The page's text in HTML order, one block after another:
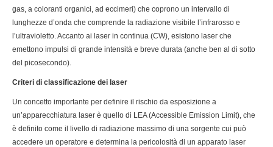
gas, a coloranti organici, ad eccimeri) che coprono un intervallo di
lunghezze d’onda che comprende la radiazione visibile l’infrarosso e
l’ultravioletto. Accanto ai laser in continua (CW), esistono laser che
emettono impulsi di grande intensità e breve durata (anche ben al di sotto
del picosecondo).
Criteri di classificazione dei laser
Un concetto importante per definire il rischio da esposizione a
un’apparecchiatura laser è quello di LEA (Accessible Emission Limit), che
è definito come il livello di radiazione massimo di una sorgente cui può
accedere un operatore e determina la pericolosità di un apparato laser